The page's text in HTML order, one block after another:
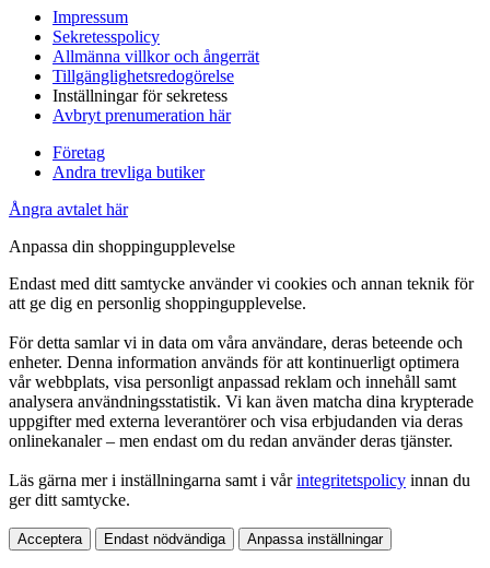
Impressum
Sekretesspolicy
Allmänna villkor och ångerrät
Tillgänglighetsredogörelse
Inställningar för sekretess
Avbryt prenumeration här
Företag
Andra trevliga butiker
Ångra avtalet här
Anpassa din shoppingupplevelse
Endast med ditt samtycke använder vi cookies och annan teknik för
att ge dig en personlig shoppingupplevelse.
För detta samlar vi in data om våra användare, deras beteende och
enheter. Denna information används för att kontinuerligt optimera
vår webbplats, visa personligt anpassad reklam och innehåll samt
analysera användningsstatistik. Vi kan även matcha dina krypterade
uppgifter med externa leverantörer och visa erbjudanden via deras
onlinekanaler – men endast om du redan använder deras tjänster.
Läs gärna mer i inställningarna samt i vårintegritetspolicy innan du
ger ditt samtycke.
Acceptera Endast nödvändiga Anpassa inställningar